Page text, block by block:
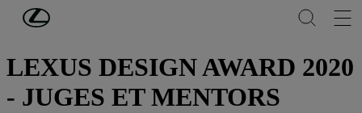
Passer au contenu principal
DÉCOUVREZ LEXUS
LEXUS DESIGN AWARD 2020
- JUGES ET MENTORS